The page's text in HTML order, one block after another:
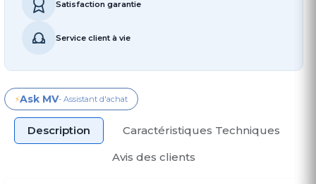
Satisfaction garantie
Service client à vie
⚡Ask MV- Assistant d'achat
Description
Caractéristiques Techniques
Avis des clients